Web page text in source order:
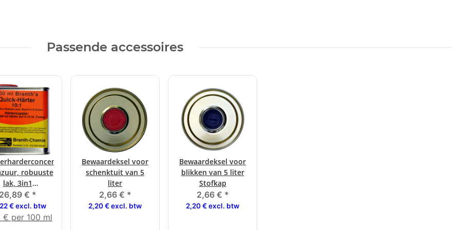
Passende accessoires
robuuste
lak, 3in1
micakleuren)
26,89 € *
€ excl. btw
€ per 100 ml
Bewaardeksel voor
schenktuit van 5
liter
2,66 € *
2,20 € excl. btw
Bewaardeksel voor
blikken van 5 liter
Stofkap
2,66 € *
2,20 € excl. btw